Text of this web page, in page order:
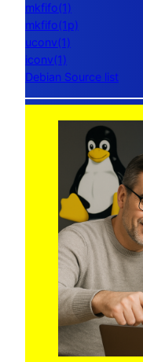
mkfifo(1)
mkfifo(1p)
uconv(1)
iconv(1)
Debian Source list